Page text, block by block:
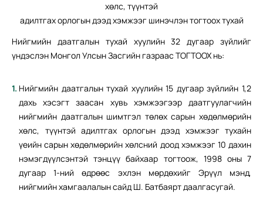
хөлс, түүнтэй
адилтгах орлогын дээд хэмжээг шинэчлэн тогтоох тухай
Нийгмийн даатгалын тухай хуулийн 32 дугаар зүйлийг
үндэслэн Монгол Улсын Засгийн газраас ТОГТООХ нь:
Нийгмийн даатгалын тухай хуулийн 15 дугаар зүйлийн 1,2
дахь хэсэгт заасан хувь хэмжээгээр даатгуулагчийн
нийгмийн даатгалын шимтгэл төлөх сарын хөдөлмөрийн
хөлс, түүнтэй адилтгах орлогын дээд хэмжээг тухайн
үеийн сарын хөдөлмөрийн хөлсний доод хэмжээг 10 дахин
нэмэгдүүлсэнтэй тэнцүү байхаар тогтоож, 1998 оны 7
дугаар 1-ний өдрөөс эхлэн мөрдөхийг Эрүүл мэнд,
нийгмийн хамгаалалын сайд Ш. Батбаярт даалгасугай.